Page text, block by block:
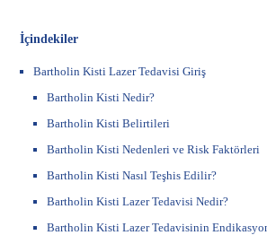
İçindekiler
Bartholin Kisti Lazer Tedavisi Giriş
Bartholin Kisti Nedir?
Bartholin Kisti Belirtileri
Bartholin Kisti Nedenleri ve Risk Faktörleri
Bartholin Kisti Nasıl Teşhis Edilir?
Bartholin Kisti Lazer Tedavisi Nedir?
Bartholin Kisti Lazer Tedavisinin